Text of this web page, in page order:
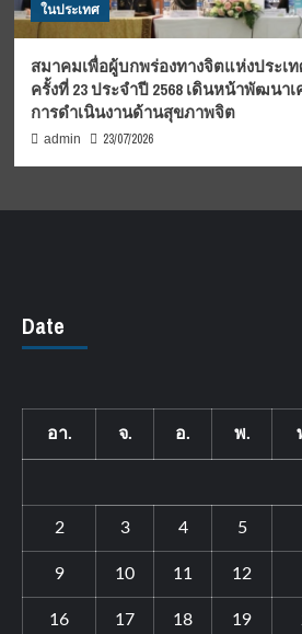
ในประเทศ
สมาคมเพื่อผู้บกพร่องทางจิตแห่งประ
ครั้งที่ 23 ประจำปี 2568 เดินหน้าพัฒนา
การดำเนินงานด้านสุขภาพจิต
admin 23/07/2026
Date
อา. จ. อ. พ.
2 3 4 5
9 10 11 12
16 17 18 19